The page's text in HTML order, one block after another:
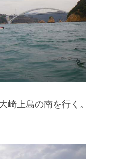
崎上島の南を行く。